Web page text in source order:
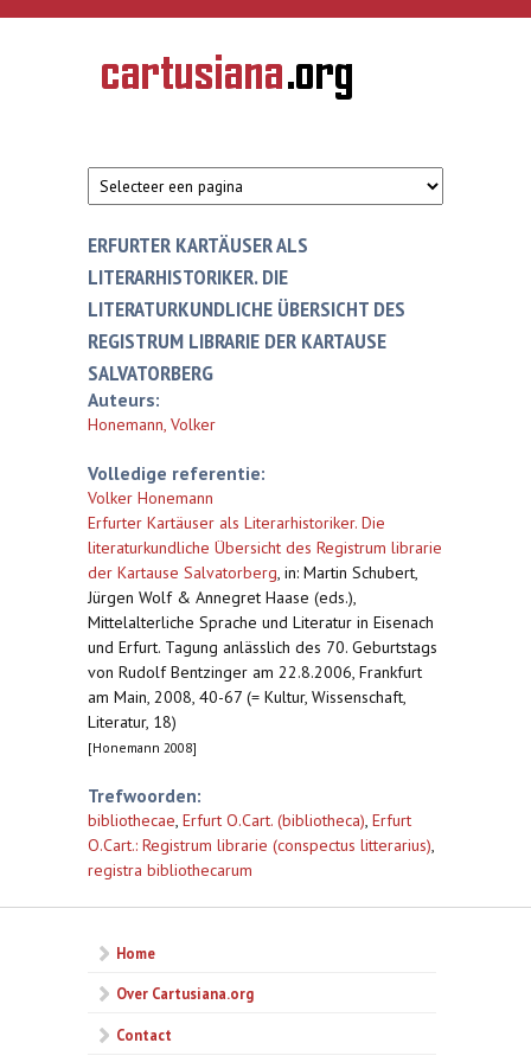
Overslaan en naar de inhoud gaan
CARTUSIANA
Geschiedenis
van de
ERFURTER KARTÄUSER ALS
LITERARHISTORIKER. DIE
LITERATURKUNDLICHE ÜBERSICHT DES
REGISTRUM LIBRARIE DER KARTAUSE
SALVATORBERG
Auteurs:
Honemann, Volker
Volledige referentie:
Volker Honemann
Erfurter Kartäuser als Literarhistoriker. Die
literaturkundliche Übersicht des Registrum librarie
der Kartause Salvatorberg, in: Martin Schubert,
Jürgen Wolf & Annegret Haase (eds.),
Mittelalterliche Sprache und Literatur in Eisenach
und Erfurt. Tagung anlässlich des 70. Geburtstags
von Rudolf Bentzinger am 22.8.2006, Frankfurt
am Main, 2008, 40-67 (= Kultur, Wissenschaft,
Literatur, 18)
[Honemann 2008]
Trefwoorden:
bibliothecae, Erfurt O.Cart. (bibliotheca), Erfurt
O.Cart.: Registrum librarie (conspectus litterarius),
registra bibliothecarum
Home
Over Cartusiana.org
Contact